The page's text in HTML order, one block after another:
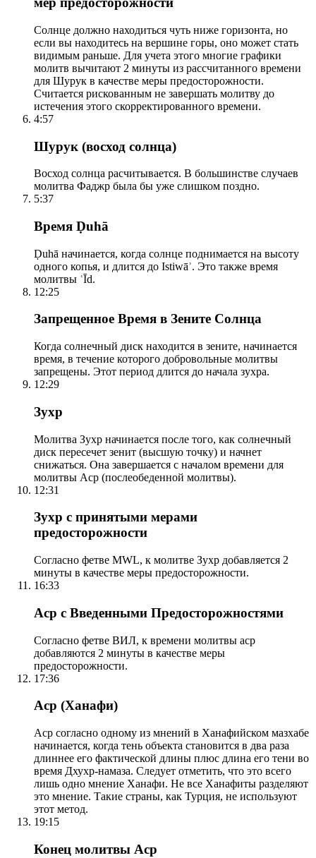
Солнце должно находиться чуть ниже горизонта, но
если вы находитесь на вершине горы, оно может стать
видимым раньше. Для учета этого многие графики
молитв вычитают 2 минуты из рассчитанного времени
для Шурук в качестве меры предосторожности.
Считается рискованным не завершать молитву до
истечения этого скорректированного времени.
4:57
Шурук (восход солнца)
Восход солнца расчитывается. В большинстве случаев
молитва Фаджр была бы уже слишком поздно.
5:37
Время Ḍuhā
Ḍuhā начинается, когда солнце поднимается на высоту
одного копья, и длится до Istiwāʾ. Это также время
молитвы ʿĪd.
12:25
Запрещенное Время в Зените Солнца
Когда солнечный диск находится в зените, начинается
время, в течение которого добровольные молитвы
запрещены. Этот период длится до начала зухра.
12:29
Зухр
Молитва Зухр начинается после того, как солнечный
диск пересечет зенит (высшую точку) и начнет
снижаться. Она завершается с началом времени для
молитвы Аср (послеобеденной молитвы).
12:31
Зухр с принятыми мерами
предосторожности
Согласно фетве MWL, к молитве Зухр добавляется 2
минуты в качестве меры предосторожности.
16:33
Аср с Введенными Предосторожностями
Согласно фетве ВИЛ, к времени молитвы аср
добавляются 2 минуты в качестве меры
предосторожности.
17:36
Аср (Ханафи)
Аср согласно одному из мнений в Ханафийском мазхабе
начинается, когда тень объекта становится в два раза
длиннее его фактической длины плюс длина его тени во
время Дхухр-намаза. Следует отметить, что это всего
лишь одно мнение Ханафи. Не все Ханафиты разделяют
это мнение. Такие страны, как Турция, не используют
этот метод.
19:15
Конец молитвы Аср